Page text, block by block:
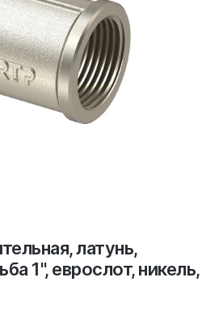
латунь,
1", еврослот, никель,